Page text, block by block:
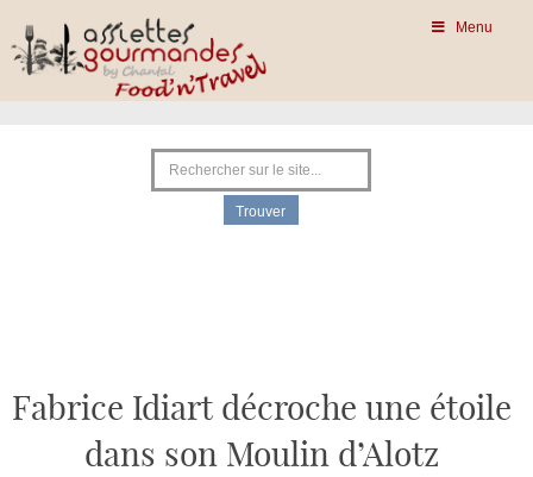
Menu
Fabrice Idiart décroche une étoile
dans son Moulin d’Alotz